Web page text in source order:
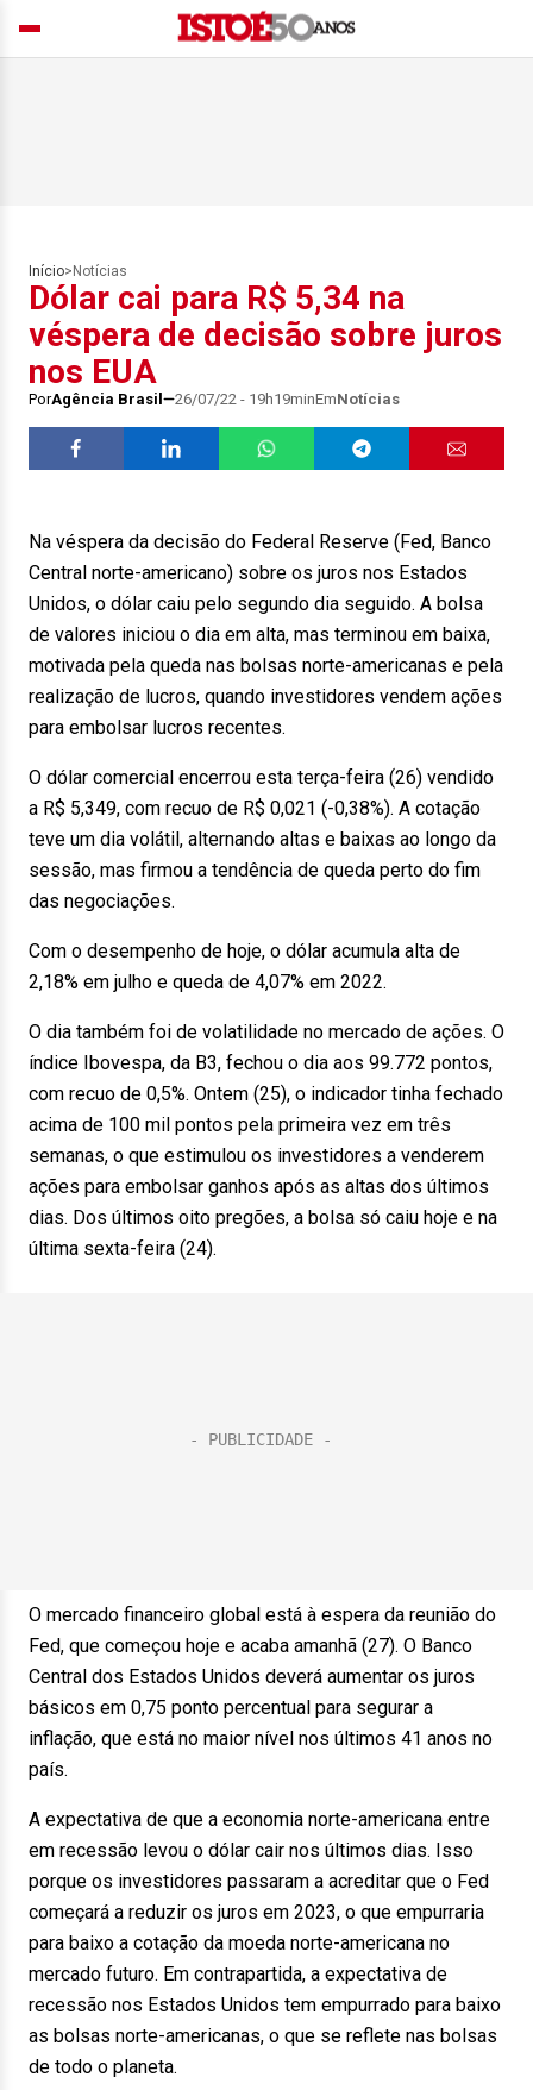
Início> Notícias
Dólar cai para R$ 5,34 na
véspera de decisão sobre juros
nos EUA
PorAgência Brasil 26/07/22 - 19h19minEmNotícias
Na véspera da decisão do Federal Reserve (Fed, Banco
Central norte-americano) sobre os juros nos Estados
Unidos, o dólar caiu pelo segundo dia seguido. A bolsa
de valores iniciou o dia em alta, mas terminou em baixa,
motivada pela queda nas bolsas norte-americanas e pela
realização de lucros, quando investidores vendem ações
para embolsar lucros recentes.
O dólar comercial encerrou esta terça-feira (26) vendido
a R$ 5,349, com recuo de R$ 0,021 (-0,38%). A cotação
teve um dia volátil, alternando altas e baixas ao longo da
sessão, mas firmou a tendência de queda perto do fim
das negociações.
Com o desempenho de hoje, o dólar acumula alta de
2,18% em julho e queda de 4,07% em 2022.
O dia também foi de volatilidade no mercado de ações. O
índice Ibovespa, da B3, fechou o dia aos 99.772 pontos,
com recuo de 0,5%. Ontem (25), o indicador tinha fechado
acima de 100 mil pontos pela primeira vez em três
semanas, o que estimulou os investidores a venderem
ações para embolsar ganhos após as altas dos últimos
dias. Dos últimos oito pregões, a bolsa só caiu hoje e na
última sexta-feira (24).
O mercado financeiro global está à espera da reunião do
Fed, que começou hoje e acaba amanhã (27). O Banco
Central dos Estados Unidos deverá aumentar os juros
básicos em 0,75 ponto percentual para segurar a
inflação, que está no maior nível nos últimos 41 anos no
país.
A expectativa de que a economia norte-americana entre
em recessão levou o dólar cair nos últimos dias. Isso
porque os investidores passaram a acreditar que o Fed
começará a reduzir os juros em 2023, o que empurraria
para baixo a cotação da moeda norte-americana no
mercado futuro. Em contrapartida, a expectativa de
recessão nos Estados Unidos tem empurrado para baixo
as bolsas norte-americanas, o que se reflete nas bolsas
de todo o planeta.